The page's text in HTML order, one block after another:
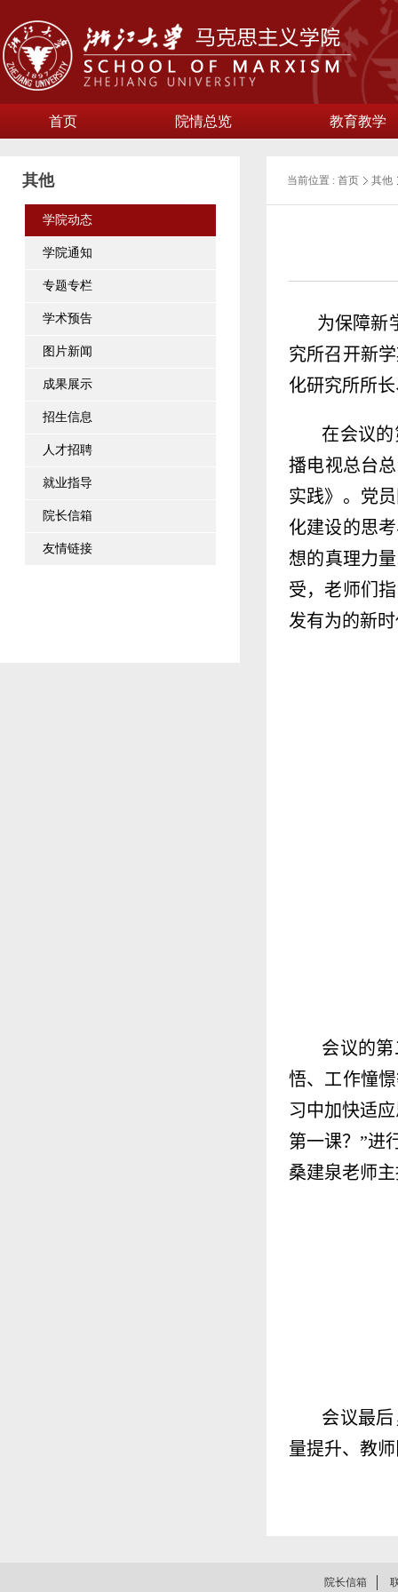
首页 院情总览 教育教学
其他
学院动态
学院通知
专题专栏
学术预告
图片新闻
成果展示
招生信息
人才招聘
就业指导
院长信箱
友情链接
当前位置 : 首页 其他
为保障新
究所召开新
化研究所所
在会议
播电视总台
实践》。党
化建设的思
想的真理力
受，老师们
发有为的新
会议的
悟、工作憧
习中加快适
第一课？”进
桑建泉老师
会议最
量提升、教
院长信箱